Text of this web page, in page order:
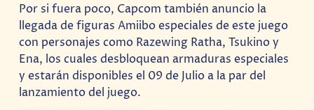
Por si fuera poco, Capcom también anuncio la
llegada de figuras Amiibo especiales de este juego
con personajes como Razewing Ratha, Tsukino y
Ena, los cuales desbloquean armaduras especiales
y estarán disponibles el 09 de Julio a la par del
lanzamiento del juego.